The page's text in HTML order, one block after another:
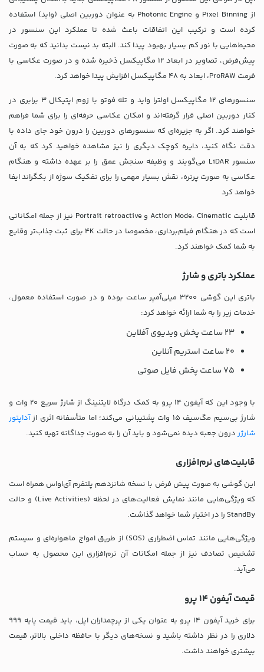
از Pixel Binning و Photonic Engine به عنوان دوربین اصلی (واید) استفاده
کرده است و ترکیب این اتفاقات باعث شده تا عملکرد این سنسور در
محیط‌هایی با نور کم بسیار بهبود پیدا کند. البته بد نیست بدانید که به صورت
پیش‌فرض، تصاویر در ابعاد 12 مگاپیکسل ذخیره شده و در صورت عکاسی با
فرمت ProRAW، ابعاد به 48 مگاپیکسل افزایش پیدا خواهد کرد.
سنسورهای 12 مگاپیکسل اولترا واید و تله فوتو با زوم اپتیکال 3 برابری در
کنار دوربین اصلی قرار گرفته‌اند و امکان عکاسی حرفه‌ای را برای شما فراهم
خواهند کرد. اگر به جزیره‌ای که سنسورهای دوربین را درون خود جای داده با
دقت نگاه کنید، دایره کوچک دیگری را نیز مشاهده خواهید کرد که به آن
سنسور LiDAR می‌گویند و وظیفه سنجش عمق را بر عهده داشته و هنگام
عکاسی به صورت پرتره، نقش بسیار مهمی را برای تفکیک سوژه از بکگراند ایفا
خواهد کرد
قابلیت Action Mode، Cinematic و Portrait retroactive نیز از جمله امکاناتی
است که در هنگام فیلم‌برداری، مخصوصا در حالت 4K برای ثبت جذاب‌تر وقایع
به شما کمک خواهند کرد.
عملکرد باتری و شارژ
باتری این گوشی 3200 میلی‌آمپر ساعت بوده و در صورت استفاده معمول،
خدمات زیر را به شما ارائه خواهد کرد:
23 ساعت پخش ویدیوی آفلاین
20 ساعت استریم آنلاین
75 ساعت پخش فایل صوتی
با وجود این که آیفون 14 پرو به کمک درگاه لایتنینگ از شارژ سریع 20 وات و
شارژ بی‌سیم مگ‌سیف 15 وات پشتیبانی می‌کند؛ اما متأسفانه اثری از
آداپتور
شارژر درون جعبه دیده نمی‌شود و باید آن را به صورت جداگانه تهیه کنید.
قابلیت‌های نرم‌افزاری
این گوشی به صورت پیش فرض با نسخه شانزدهم پلتفرم آی‌او‌اس همراه است
که ویژگی‌هایی مانند نمایش فعالیت‌های در لحظه (Live Activities) و حالت
StandBy را در اختیار شما خواهد گذاشت.
ویژگی‌هایی مانند تماس اضطراری (SOS) از طریق امواج ماهواره‌ای و سیستم
تشخیص تصادف نیز از جمله امکانات آن نرم‌افزاری این محصول به حساب
می‌آید.
قیمت آیفون 14 پرو
برای خرید آیفون 14 پرو به عنوان یکی از پرچمداران اپل، باید قیمت پایه 999
دلاری را در نظر داشته باشید و نسخه‌های دیگر با حافظه داخلی بالاتر، قیمت
بیشتری خواهند داشت.